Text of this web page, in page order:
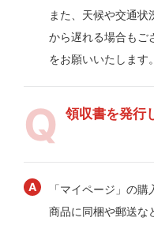
また、天候や交通
から遅れる場合もご
をお願いいたします。
領収書を発行
「マイページ」の
商品に同梱や郵送な